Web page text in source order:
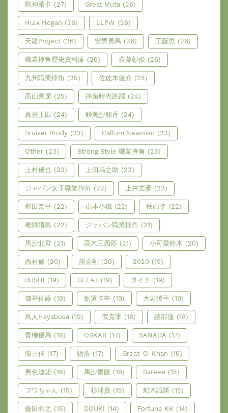
獸神萊卡 (27) Great Muta (26)
Hulk Hogan (26) LLPW (26)
天龍Project (26) 安齊勇馬 (26) 工藤惠 (26)
職業摔角歷史資料庫 (26) 齋藤彰俊 (26)
九州職業摔角 (25) 佐佐木健介 (25)
高山善廣 (25) 摔角時光跳躍 (24)
真基上田 (24) 鰻魚沙耶香 (24)
Bruiser Brody (23) Callum Newman (23)
Other (23) Strong Style 職業摔角 (23)
上村優也 (23) 上田馬之助 (23)
ジャパン女子職業摔角 (22) 上井文彥 (22)
和田京平 (22) 山本小鐵 (22) 秋山準 (22)
雌獅飛鳥 (22) ジャパン職業摔角 (21)
馬沙北宮 (21) 高木三四郎 (21) 小可愛鈴木 (20)
西村修 (20) 黑金剛 (20) 2020 (19)
BUSHI (19) GLEAT (19) タイチ (19)
傑基佐藤 (19) 劍道卡辛 (19) 大岩陵平 (19)
鳥人Hayabusa (19) 傑克李 (18) 綾部蓮 (18)
青柳優馬 (18) OSKAR (17) SANADA (17)
淵正信 (17) 馳浩 (17) Great-O-Khan (16)
男色迪諾 (16) 馬沙齋藤 (16) Sareee (15)
フワちゃん (15) 杉浦貴 (15) 船木誠勝 (15)
藤田和之 (15) DOUKI (14) Fortune KK (14)